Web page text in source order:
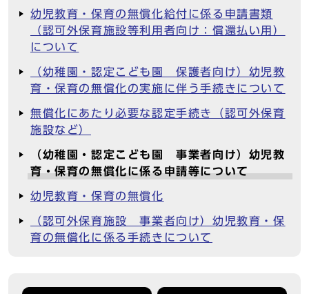
幼児教育・保育の無償化給付に係る申請書類
（認可外保育施設等利用者向け：償還払い用）
について
（幼稚園・認定こども園 保護者向け）幼児教
育・保育の無償化の実施に伴う手続きについて
無償化にあたり必要な認定手続き（認可外保育
施設など）
（幼稚園・認定こども園 事業者向け）幼児教
育・保育の無償化に係る申請等について
幼児教育・保育の無償化
（認可外保育施設 事業者向け）幼児教育・保
育の無償化に係る手続きについて